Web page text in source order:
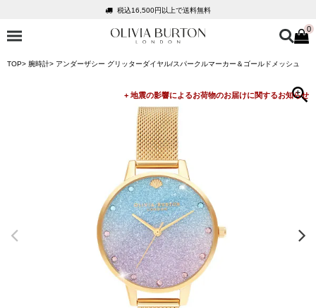
税込16,500円以上で送料無料
会員登録で1,000円分のポイントプレゼント
税込16,500円以上で送料無料
会員登録で1,000円分のポイントプレゼント
公式パッケージでお届け
0
TOP 腕時計 アンダーザシー グリッターダイヤル/スパークルマーカー＆ゴールドメッシュ